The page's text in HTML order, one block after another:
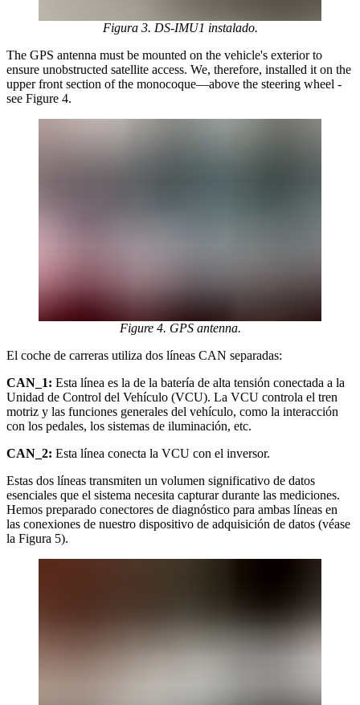
Figura 3. DS-IMU1 instalado.
The GPS antenna must be mounted on the vehicle's exterior to
ensure unobstructed satellite access. We, therefore, installed it on the
upper front section of the monocoque—above the steering wheel -
see Figure 4.
Figure 4. GPS antenna.
El coche de carreras utiliza dos líneas CAN separadas:
CAN_1: Esta línea es la de la batería de alta tensión conectada a la
Unidad de Control del Vehículo (VCU). La VCU controla el tren
motriz y las funciones generales del vehículo, como la interacción
con los pedales, los sistemas de iluminación, etc.
CAN_2: Esta línea conecta la VCU con el inversor.
Estas dos líneas transmiten un volumen significativo de datos
esenciales que el sistema necesita capturar durante las mediciones.
Hemos preparado conectores de diagnóstico para ambas líneas en
las conexiones de nuestro dispositivo de adquisición de datos (véase
la Figura 5).